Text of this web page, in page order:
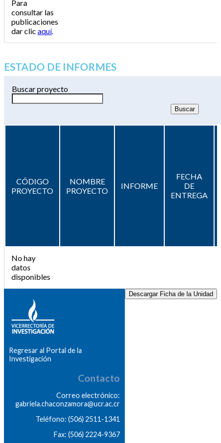
Para
consultar las
publicaciones
dar clic aquí.
ESTADO DE INFORMES
Buscar proyecto
CÓDIGO
PROYECTO
NOMBRE
PROYECTO
INFORME
FECHA
DE
ENTREGA
No hay
datos
disponibles
Descargar Ficha de la Unidad
Regresar al Portal de la
Investigación
Contacto
Correo electrónico:
gabriela.chaconzamora@ucr.ac.cr
Teléfono: (506) 2511-1341
Fax: (506) 2224-9367